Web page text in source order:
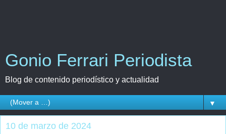
Gonio Ferrari Periodista
Blog de contenido periodístico y actualidad
▼
10 de marzo de 2024